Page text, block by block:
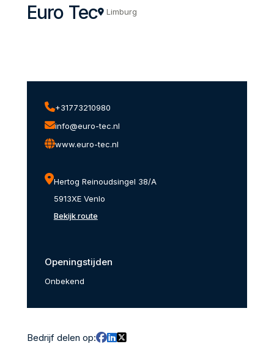
Euro Tec Limburg
+31773210980
info@euro-tec.nl
www.euro-tec.nl
Hertog Reinoudsingel 38/A
5913XE Venlo
Bekijk route
Openingstijden
Onbekend
Bedrijf delen op: